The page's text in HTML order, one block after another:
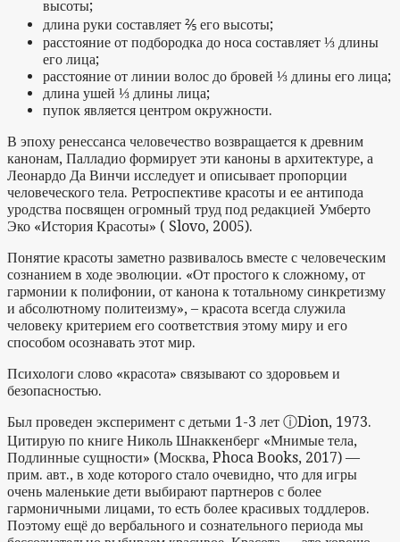
высоты;
длина руки составляет ⅖ его высоты;
расстояние от подбородка до носа составляет ⅓ длины
его лица;
расстояние от линии волос до бровей ⅓ длины его лица;
длина ушей ⅓ длины лица;
пупок является центром окружности.
В эпоху ренессанса человечество возвращается к древним
канонам, Палладио формирует эти каноны в архитектуре, а
Леонардо Да Винчи исследует и описывает пропорции
человеческого тела. Ретроспективе красоты и ее антипода
уродства посвящен огромный труд под редакцией Умберто
Эко «История Красоты» ( Slovo, 2005).
Понятие красоты заметно развивалось вместе с человеческим
сознанием в ходе эволюции. «От простого к сложному, от
гармонии к полифонии, от канона к тотальному синкретизму
и абсолютному политеизму», – красота всегда служила
человеку критерием его соответствия этому миру и его
способом осознавать этот мир.
Психологи слово «красота» связывают со здоровьем и
безопасностью.
Был проведен эксперимент с детьми 1-3 лет ⓘDion, 1973.
Цитирую по книге Николь Шнаккенберг «Мнимые тела,
Подлинные сущности» (Москва, Phoca Books, 2017) —
прим. авт., в ходе которого стало очевидно, что для игры
очень маленькие дети выбирают партнеров с более
гармоничными лицами, то есть более красивых тоддлеров.
Поэтому ещё до вербального и сознательного периода мы